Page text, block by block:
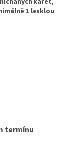
karet,
1 lesklou
termínu